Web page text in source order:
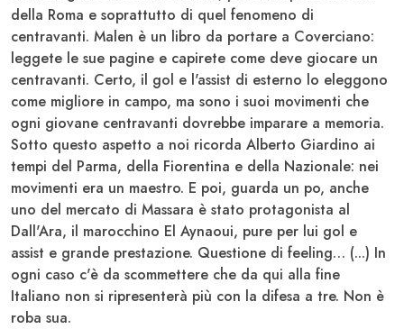
della Roma e soprattutto di quel fenomeno di
centravanti. Malen è un libro da portare a Coverciano:
leggete le sue pagine e capirete come deve giocare un
centravanti. Certo, il gol e l'assist di esterno lo eleggono
come migliore in campo, ma sono i suoi movimenti che
ogni giovane centravanti dovrebbe imparare a memoria.
Sotto questo aspetto a noi ricorda Alberto Giardino ai
tempi del Parma, della Fiorentina e della Nazionale: nei
movimenti era un maestro. E poi, guarda un po, anche
uno del mercato di Massara è stato protagonista al
Dall'Ara, il marocchino El Aynaoui, pure per lui gol e
assist e grande prestazione. Questione di feeling… (...) In
ogni caso c'è da scommettere che da qui alla fine
Italiano non si ripresenterà più con la difesa a tre. Non è
roba sua.